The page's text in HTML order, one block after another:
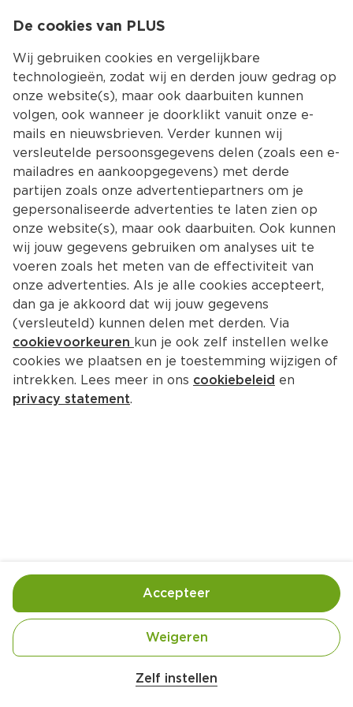
Kies jouw
Ingrediënten Bereiding
4 stuks zoete puntpaprika's
De cookies van PLUS
Wij gebruiken cookies en vergelijkbare
technologieën, zodat wij en derden jouw gedrag op
onze website(s), maar ook daarbuiten kunnen
volgen, ook wanneer je doorklikt vanuit onze e-
mails en nieuwsbrieven. Verder kunnen wij
versleutelde persoonsgegevens delen (zoals een e-
mailadres en aankoopgegevens) met derde
partijen zoals onze advertentiepartners om je
gepersonaliseerde advertenties te laten zien op
onze website(s), maar ook daarbuiten. Ook kunnen
wij jouw gegevens gebruiken om analyses uit te
voeren zoals het meten van de effectiviteit van
onze advertenties. Als je alle cookies accepteert,
dan ga je akkoord dat wij jouw gegevens
(versleuteld) kunnen delen met derden. Via
cookievoorkeuren kun je ook zelf instellen welke
cookies we plaatsen en je toestemming wijzigen of
intrekken. Lees meer in ons cookiebeleid en
privacy statement.
Zelf instellen
Weigeren
Accepteer